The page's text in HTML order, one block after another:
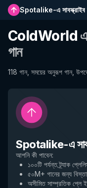
Spotalike-এ সাবস্ক্রাইব
ColdWorld
গান
118 গান, সময়ের অনুরূপ গান,
Spotalike-এ
আপনি কী পাবেন:
১০০টি পর্যন্ত ট্র্যাক
৫০M+ গানের জন্য
অসীমিত সাম্প্রতিক প্লে